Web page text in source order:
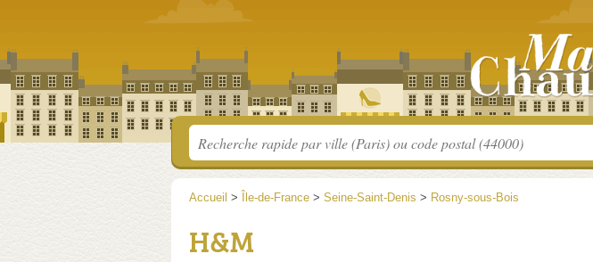
Accueil > Île-de-France > Seine-Saint-Denis > Rosny-sous-Bois
H&M